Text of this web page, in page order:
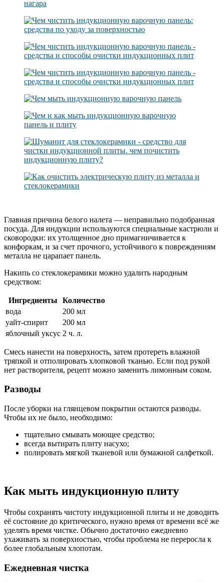
Главная причина белого налета — неправильно подобранная
посуда. Для индукции используются специальные кастрюли и
сковородки: их утолщенное дно примагничивается к
конфоркам, и за счет прочного, устойчивого к повреждениям
металла не царапает панель.
Накипь со стеклокерамики можно удалить народным
средством:
Ингредиенты
Количество
вода
200 мл
уайт-спирит
200 мл
яблочный уксус 2 ч. л.
Смесь нанести на поверхность, затем протереть влажной
тряпкой и отполировать хлопковой тканью. Если под рукой
нет растворителя, рецепт можно заменить лимонным соком.
Разводы
После уборки на глянцевом покрытии остаются разводы.
Чтобы их не было, необходимо:
тщательно смывать моющее средство;
всегда вытирать плиту насухо;
полировать мягкой тканевой или бумажной салфеткой.
Как мыть индукционную плиту
Чтобы сохранять чистоту индукционной плиты и не доводить
её состояние до критического, нужно время от времени всё же
уделять время чистке. Обычно достаточно ежедневно
ухаживать за поверхностью, чтобы проблема не переросла к
более глобальным хлопотам.
Ежедневная чистка